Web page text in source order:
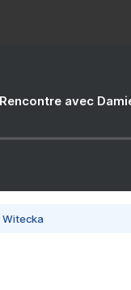
avec
Witecka